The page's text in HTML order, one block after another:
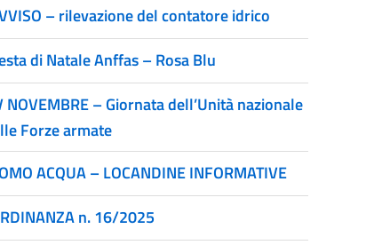
– rilevazione del contatore idrico
di Natale Anffas – Rosa Blu
NOVEMBRE – Giornata dell’Unità nazionale
Forze armate
ACQUA – LOCANDINE INFORMATIVE
n. 16/2025